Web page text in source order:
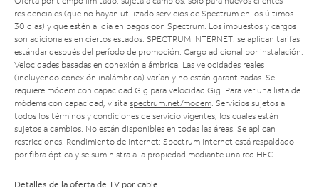
residenciales (que no hayan utilizado servicios de Spectrum en los últimos
30 días) y que estén al día en pagos con Spectrum. Los impuestos y cargos
son adicionales en ciertos estados. SPECTRUM INTERNET: se aplican tarifas
estándar después del período de promoción. Cargo adicional por instalación.
Velocidades basadas en conexión alámbrica. Las velocidades reales
(incluyendo conexión inalámbrica) varían y no están garantizadas. Se
requiere módem con capacidad Gig para velocidad Gig. Para ver una lista de
módems con capacidad, visita spectrum.net/modem . Servicios sujetos a
todos los términos y condiciones de servicio vigentes, los cuales están
sujetos a cambios. No están disponibles en todas las áreas. Se aplican
restricciones. Rendimiento de Internet: Spectrum Internet está respaldado
por fibra óptica y se suministra a la propiedad mediante una red HFC.
Detalles de la oferta de TV por cable